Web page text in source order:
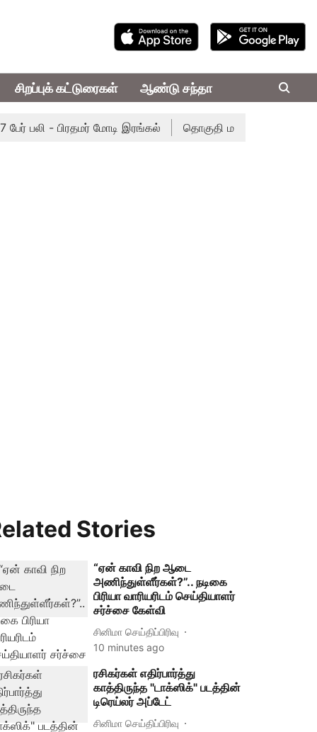
சிறப்புக் கட்டுரைகள் ஆண்டு சந்தா
- பிரதமர் மோடி இரங்கல் தொகுதி மறுவரையறை நடந்தால்
Stories
“ஏன் காவி நிற ஆடை
அணிந்துள்ளீர்கள்?”.. நடிகை
பிரியா வாரியரிடம் செய்தியாளர்
சர்ச்சை கேள்வி
சினிமா செய்திப்பிரிவு
10 minutes ago
ரசிகர்கள் எதிர்பார்த்து
காத்திருந்த "டாக்ஸிக்" படத்தின்
டிரெய்லர் அப்டேட்
சினிமா செய்திப்பிரிவு